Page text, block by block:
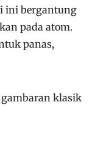
ini bergantung
pada atom.
panas,
klasik